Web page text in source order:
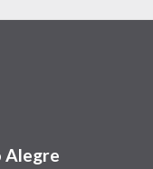
em
em
Alegre